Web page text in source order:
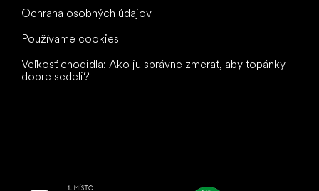
Ochrana osobných údajov
Používame cookies
Veľkosť chodidla: Ako ju správne zmerať, aby topánky
dobre sedeli?